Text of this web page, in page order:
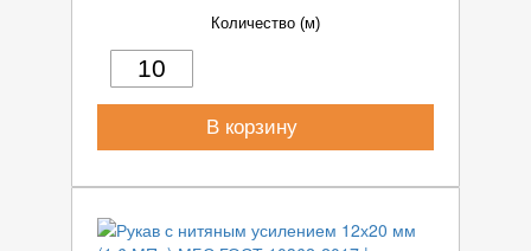
Количество (м)
В корзину